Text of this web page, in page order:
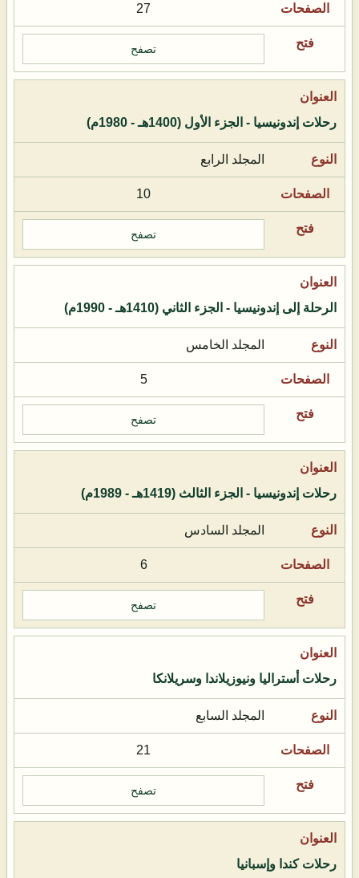
27
تصفح
رحلات إندونيسيا - الجزء الأول (1400هـ - 1980م)
المجلد الرابع
10
تصفح
الرحلة إلى إندونيسيا - الجزء الثاني (1410هـ - 1990م)
المجلد الخامس
5
تصفح
رحلات إندونيسيا - الجزء الثالث (1419هـ - 1989م)
المجلد السادس
6
تصفح
رحلات أستراليا ونيوزيلاندا وسريلانكا
المجلد السابع
21
تصفح
رحلات كندا وإسبانيا